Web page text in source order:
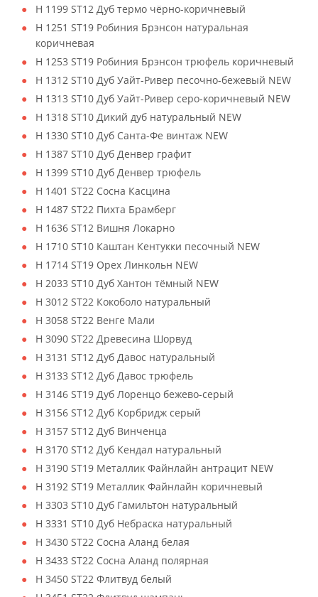
H 1199 ST12 Дуб термо чёрно-коричневый
H 1251 ST19 Робиния Брэнсон натуральная
коричневая
H 1253 ST19 Робиния Брэнсон трюфель коричневый
H 1312 ST10 Дуб Уайт-Ривер песочно-бежевый NEW
H 1313 ST10 Дуб Уайт-Ривер серо-коричневый NEW
H 1318 ST10 Дикий дуб натуральный NEW
H 1330 ST10 Дуб Санта-Фе винтаж NEW
H 1387 ST10 Дуб Денвер графит
H 1399 ST10 Дуб Денвер трюфель
H 1401 ST22 Сосна Касцина
H 1487 ST22 Пихта Брамберг
H 1636 ST12 Вишня Локарно
H 1710 ST10 Каштан Кентукки песочный NEW
H 1714 ST19 Орех Линкольн NEW
H 2033 ST10 Дуб Хантон тёмный NEW
H 3012 ST22 Кокоболо натуральный
H 3058 ST22 Венге Мали
H 3090 ST22 Древесина Шорвуд
H 3131 ST12 Дуб Давос натуральный
H 3133 ST12 Дуб Давос трюфель
H 3146 ST19 Дуб Лоренцо бежево-серый
H 3156 ST12 Дуб Корбридж серый
H 3157 ST12 Дуб Винченца
H 3170 ST12 Дуб Кендал натуральный
H 3190 ST19 Металлик Файнлайн антрацит NEW
H 3192 ST19 Металлик Файнлайн коричневый
H 3303 ST10 Дуб Гамильтон натуральный
H 3331 ST10 Дуб Небраска натуральный
H 3430 ST22 Сосна Аланд белая
H 3433 ST22 Сосна Аланд полярная
H 3450 ST22 Флитвуд белый